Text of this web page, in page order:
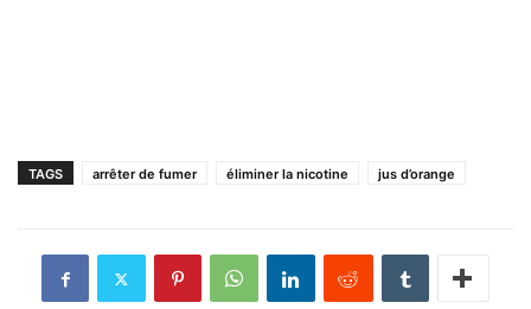
TAGS arrêter de fumer éliminer la nicotine jus d’orange